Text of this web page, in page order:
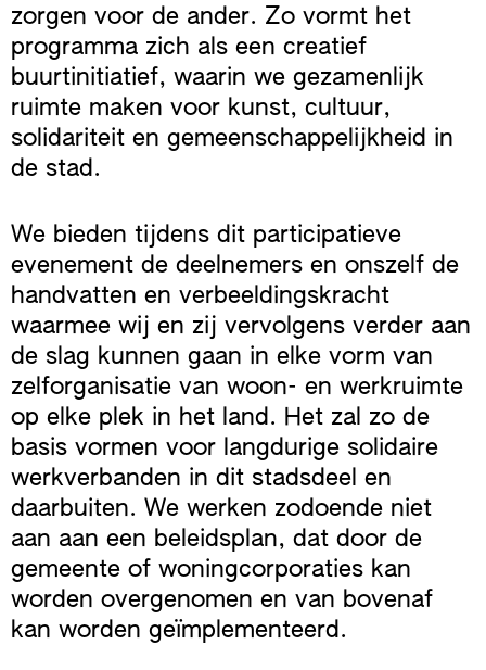
zorgen voor de ander. Zo vormt het
programma zich als een creatief
buurtinitiatief, waarin we gezamenlijk
ruimte maken voor kunst, cultuur,
solidariteit en gemeenschappelijkheid in
de stad.
We bieden tijdens dit participatieve
evenement de deelnemers en onszelf de
handvatten en verbeeldingskracht
waarmee wij en zij vervolgens verder aan
de slag kunnen gaan in elke vorm van
zelforganisatie van woon- en werkruimte
op elke plek in het land. Het zal zo de
basis vormen voor langdurige solidaire
werkverbanden in dit stadsdeel en
daarbuiten. We werken zodoende niet
aan aan een beleidsplan, dat door de
gemeente of woningcorporaties kan
worden overgenomen en van bovenaf
kan worden geïmplementeerd.